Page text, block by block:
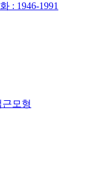
: 1946-1991
모형